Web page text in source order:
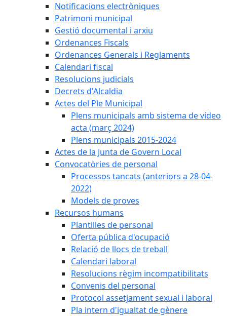
Notificacions electròniques
Patrimoni municipal
Gestió documental i arxiu
Ordenances Fiscals
Ordenances Generals i Reglaments
Calendari fiscal
Resolucions judicials
Decrets d'Alcaldia
Actes del Ple Municipal
Plens municipals amb sistema de vídeo
acta (març 2024)
Plens municipals 2015-2024
Actes de la Junta de Govern Local
Convocatòries de personal
Processos tancats (anteriors a 28-04-
2022)
Models de proves
Recursos humans
Plantilles de personal
Oferta pública d'ocupació
Relació de llocs de treball
Calendari laboral
Resolucions règim incompatibilitats
Convenis del personal
Protocol assetjament sexual i laboral
Pla intern d'igualtat de gènere